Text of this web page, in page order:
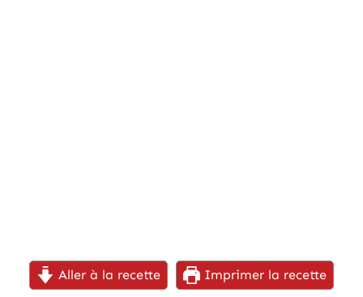
Aller à la recette Imprimer la recette